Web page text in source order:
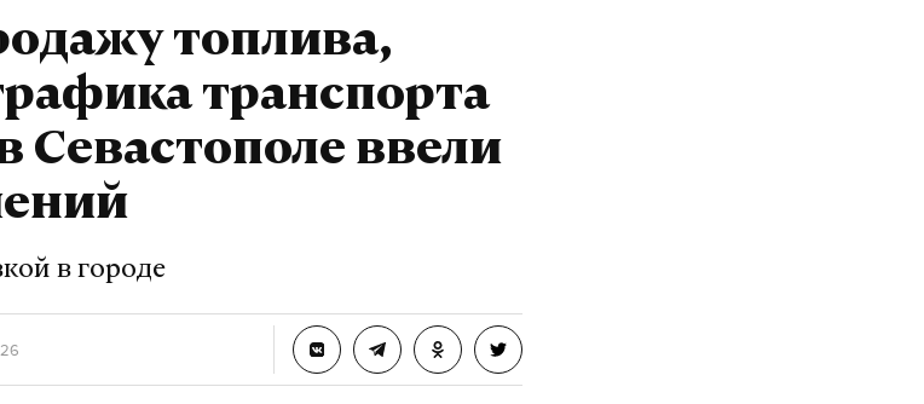
топлива,
транспорта
Севастополе ввели
в городе